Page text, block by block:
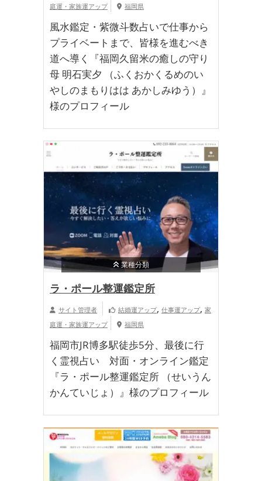
庭運・家族運アップ
福岡県
風水鑑定・紫微斗数占いで仕事から
プライベートまで、皆様を進むべき
道へ導く『福岡久留米の癒しの守り
母 明石実夕 （ふくおかくるめのい
やしのまもりはは あかしみゆう）』
様のプロフィール
業種分類
ラ・ポール整運鑑定所
サイト管理者 結婚運アップ, 仕事運アップ, 家
庭運・家族運アップ
福岡県
福岡市JR博多駅徒歩5分、最後に行
く霊視占い 対面・オンライン鑑定
『ラ・ポール整運鑑定所 （せいうん
かんていじょ）』様のプロフィール